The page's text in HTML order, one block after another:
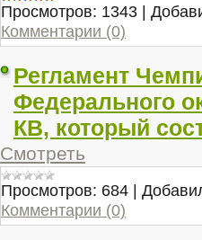
Просмотров: 1343 |
Комментарии (0)
Регламент
Федерального
КВ, который
Смотреть
Просмотров: 684 |
Комментарии (0)